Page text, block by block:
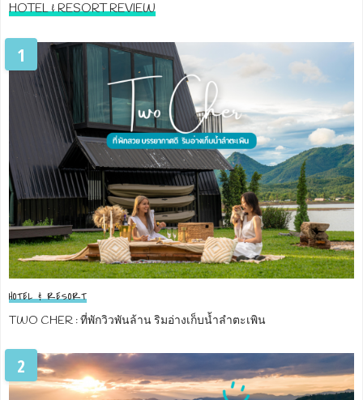
HOTEL & RESORT REVIEW
1
HOTEL & RESORT
TWO CHER : ที่พักวิวพันล้าน ริมอ่างเก็บน้ำลำตะเพิน
2